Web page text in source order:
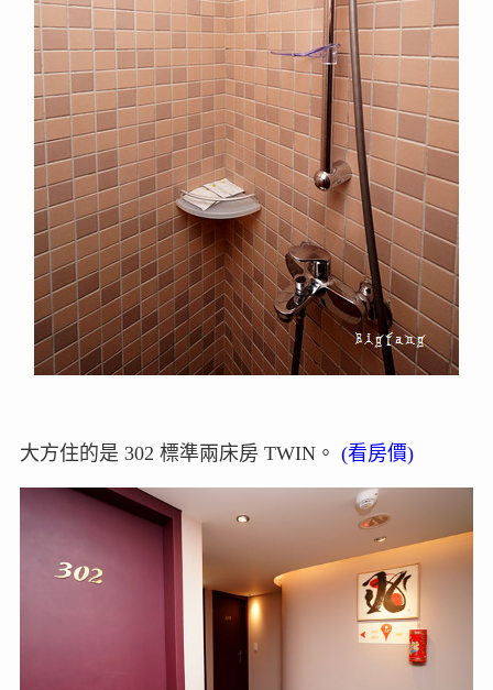
大方住的是 302 標準兩床房 TWIN。 (看房價)